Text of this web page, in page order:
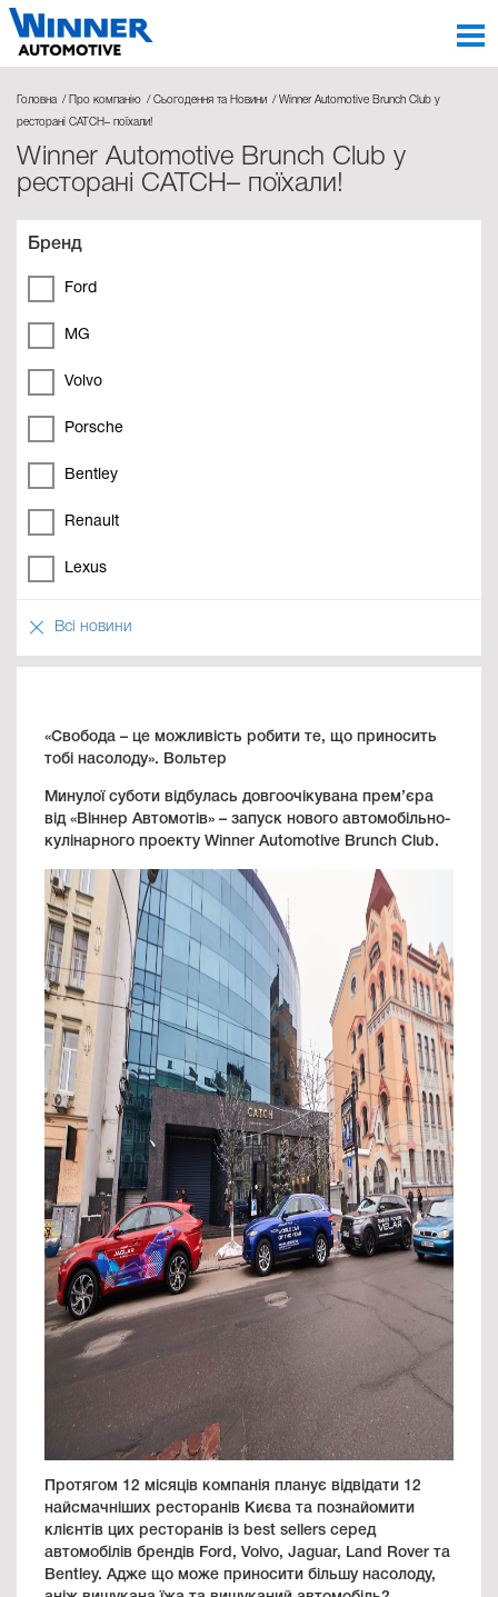
Головна Про компанію Сьогодення та Новини Winner Automotive Brunch Club у
ресторані CATCH– поїхали!
Winner Automotive Brunch Club у
ресторані CATCH– поїхали!
Бренд
Ford
MG
Volvo
Porsche
Bentley
Renault
Lexus
Всі новини
«Свобода – це можливість робити те, що приносить
тобі насолоду». Вольтер
Минулої суботи відбулась довгоочікувана прем’єра
від «Віннер Автомотів» – запуск нового автомобільно-
кулінарного проекту Winner Automotive Brunch Club.
Протягом 12 місяців компанія планує відвідати 12
найсмачніших ресторанів Києва та познайомити
клієнтів цих ресторанів із best sellers серед
автомобілів брендів Ford, Volvo, Jaguar, Land Rover та
Bentley. Адже що може приносити більшу насолоду,